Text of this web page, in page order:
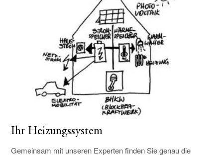
Ihr Heizungssystem
Gemeinsam mit unseren Experten finden Sie genau die